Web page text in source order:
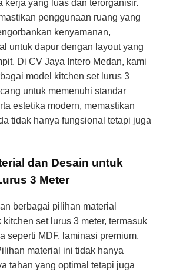
kerja yang luas dan terorganisir.
penggunaan ruang yang
kenyamanan,
untuk dapur dengan layout yang
Di CV Jaya Intero Medan, kami
model kitchen set lurus 3
untuk memenuhi standar
estetika modern, memastikan
tidak hanya fungsional tetapi juga
dan Desain untuk
3 Meter
berbagai pilihan material
kitchen set lurus 3 meter, termasuk
seperti MDF, laminasi premium,
material ini tidak hanya
tahan yang optimal tetapi juga